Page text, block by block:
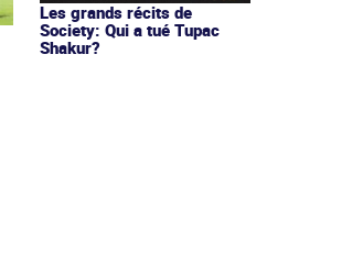
Les grands récits de
Society: Qui a tué Tupac
Shakur?